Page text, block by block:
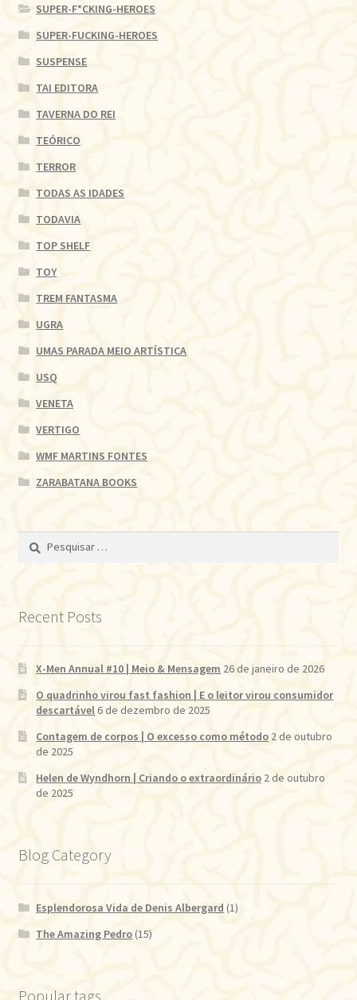
SUPER-F*CKING-HEROES
SUPER-FUCKING-HEROES
SUSPENSE
TAI EDITORA
TAVERNA DO REI
TEÓRICO
TERROR
TODAS AS IDADES
TODAVIA
TOP SHELF
TOY
TREM FANTASMA
UGRA
UMAS PARADA MEIO ARTÍSTICA
USQ
VENETA
VERTIGO
WMF MARTINS FONTES
ZARABATANA BOOKS
Pesquisar
Recent Posts
X-Men Annual #10 | Meio & Mensagem 26 de janeiro de 2026
O quadrinho virou fast fashion | E o leitor virou consumidor
descartável 6 de dezembro de 2025
Contagem de corpos | O excesso como método 2 de outubro
de 2025
Helen de Wyndhorn | Criando o extraordinário 2 de outubro
de 2025
Blog Category
Esplendorosa Vida de Denis Albergard (1)
The Amazing Pedro (15)
Popular tags